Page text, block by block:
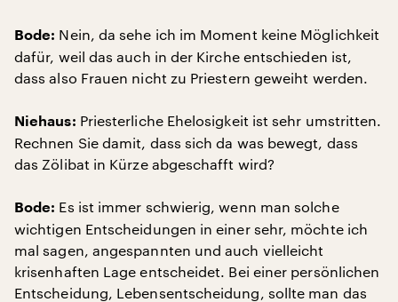
Bode: Nein, da sehe ich im Moment keine Möglichkeit
dafür, weil das auch in der Kirche entschieden ist,
dass also Frauen nicht zu Priestern geweiht werden.
Niehaus: Priesterliche Ehelosigkeit ist sehr umstritten.
Rechnen Sie damit, dass sich da was bewegt, dass
das Zölibat in Kürze abgeschafft wird?
Bode: Es ist immer schwierig, wenn man solche
wichtigen Entscheidungen in einer sehr, möchte ich
mal sagen, angespannten und auch vielleicht
krisenhaften Lage entscheidet. Bei einer persönlichen
Entscheidung, Lebensentscheidung, sollte man das